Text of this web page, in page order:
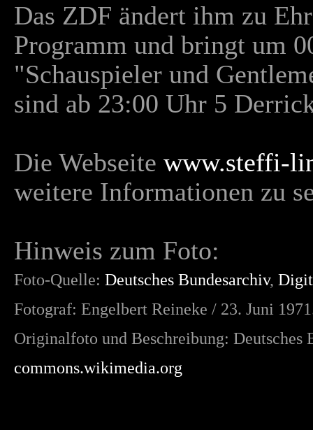
Das ZDF ändert ihm zu
Programm und bringt um
"Schauspieler und
sind ab 23:00 Uhr 5
Die Webseite www.steffi-
weitere Informationen zu
Hinweis zum Foto:
Foto-Quelle: Deutsches Bundesarchiv,
Fotograf: Engelbert Reineke / 23. Juni
Originalfoto und Beschreibung: Deutsches
commons.wikimedia.org